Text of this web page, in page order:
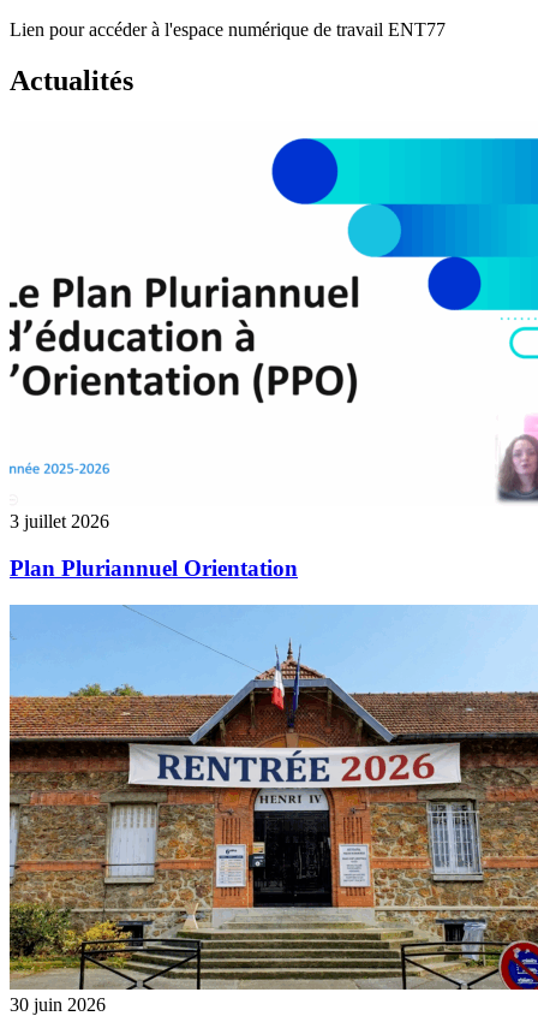
Lien pour accéder à l'espace numérique de travail ENT77
Actualités
3 juillet 2026
Plan Pluriannuel Orientation
30 juin 2026